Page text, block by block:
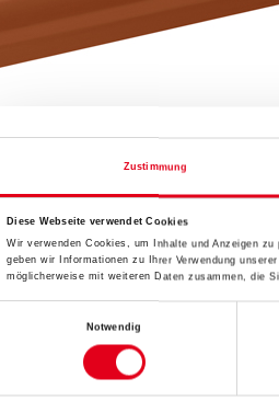
Zustimmung
Diese Webseite verwendet Cookies
Wir verwenden Cookies, um Inhalte und Anzeigen
geben wir Informationen zu Ihrer Verwendung
möglicherweise mit weiteren Daten zusammen, die
Notwendig